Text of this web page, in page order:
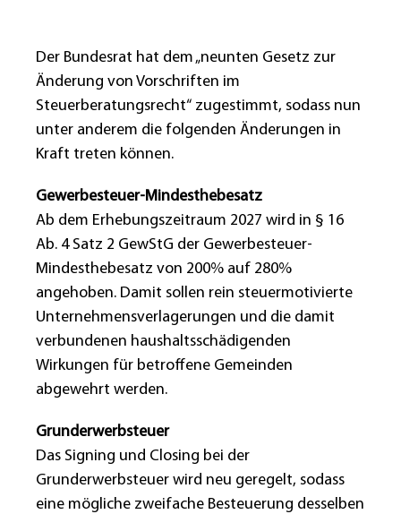
Der Bundesrat hat dem „neunten Gesetz zur
Änderung von Vorschriften im
Steuerberatungsrecht“ zugestimmt, sodass nun
unter anderem die folgenden Änderungen in
Kraft treten können.
Gewerbesteuer-Mindesthebesatz
Ab dem Erhebungszeitraum 2027 wird in § 16
Ab. 4 Satz 2 GewStG der Gewerbesteuer-
Mindesthebesatz von 200% auf 280%
angehoben. Damit sollen rein steuermotivierte
Unternehmensverlagerungen und die damit
verbundenen haushaltsschädigenden
Wirkungen für betroffene Gemeinden
abgewehrt werden.
Grunderwerbsteuer
Das Signing und Closing bei der
Grunderwerbsteuer wird neu geregelt, sodass
eine mögliche zweifache Besteuerung desselben